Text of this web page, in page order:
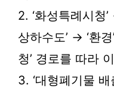
2. ‘화성특례시청
상하수도’ → ‘환
청’ 경로를 따라
3. ‘대형폐기물